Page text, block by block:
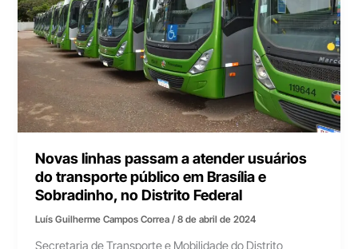
Novas linhas passam a atender usuários
do transporte público em Brasília e
Sobradinho, no Distrito Federal
Luís Guilherme Campos Correa/8 de abril de 2024
Secretaria de Transporte e Mobilidade do Distrito